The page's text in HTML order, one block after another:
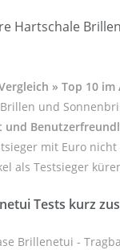
Hartschale
» Top 10 im
und
und
mit Euro
als Testsieger
Tests kurz
Brillenetui -